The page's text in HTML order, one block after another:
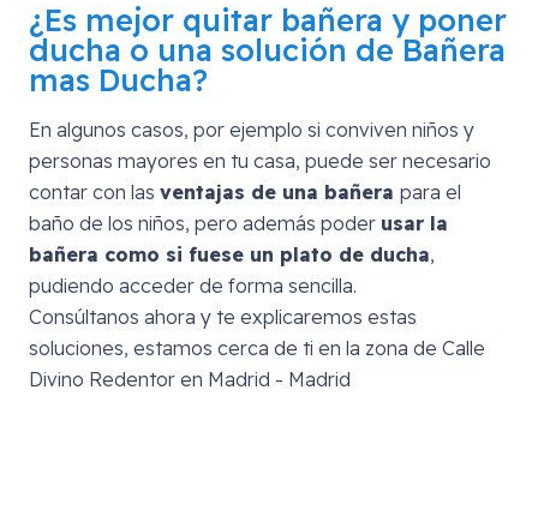
¿Es mejor quitar bañera y poner
ducha o una solución de Bañera
mas Ducha?
En algunos casos, por ejemplo si conviven niños y
personas mayores en tu casa, puede ser necesario
contar con las ventajas de una bañera para el
baño de los niños, pero además poder usar la
bañera como si fuese un plato de ducha,
pudiendo acceder de forma sencilla.
Consúltanos ahora y te explicaremos estas
soluciones, estamos cerca de ti en la zona de Calle
Divino Redentor en Madrid - Madrid